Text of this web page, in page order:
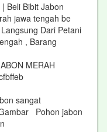
Beli Bibit Jabon
jawa tengah be
Dari Petani
, Barang
MERAH
sangat
Pohon jabon